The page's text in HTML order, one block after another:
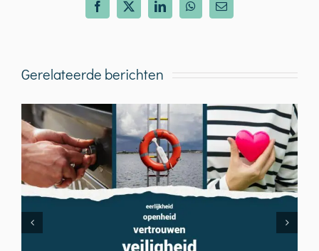
Facebook
X LinkedInWhatsApp
E-
mail
Gerelateerde berichten